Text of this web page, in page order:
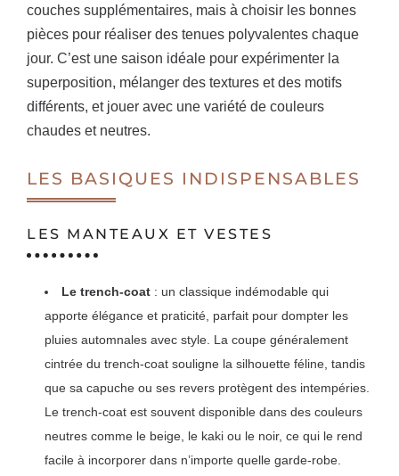
couches supplémentaires, mais à choisir les bonnes
pièces pour réaliser des tenues polyvalentes chaque
jour. C’est une saison idéale pour expérimenter la
superposition, mélanger des textures et des motifs
différents, et jouer avec une variété de couleurs
chaudes et neutres.
LES BASIQUES INDISPENSABLES
LES MANTEAUX ET VESTES
Le trench-coat : un classique indémodable qui
apporte élégance et praticité, parfait pour dompter les
pluies automnales avec style. La coupe généralement
cintrée du trench-coat souligne la silhouette féline, tandis
que sa capuche ou ses revers protègent des intempéries.
Le trench-coat est souvent disponible dans des couleurs
neutres comme le beige, le kaki ou le noir, ce qui le rend
facile à incorporer dans n’importe quelle garde-robe.